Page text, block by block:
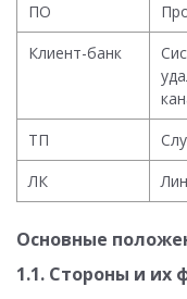
ПО
Клиент-банк
ТП
ЛК
Основные
1.1. Стороны и их